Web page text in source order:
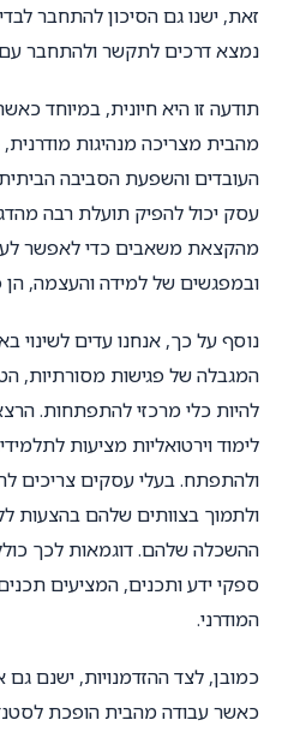
זאת, ישנו גם הסיכון להתחבר
נמצא דרכים לתקשר ולהתחבר עם
תודעה זו היא חיונית, במיוחד
מהבית מצריכה מנהיגות
העובדים והשפעת הסביבה
עסק יכול להפיק תועלת רבה
מהקצאת משאבים כדי לאפשר
ובמפגשים של למידה והעצמה, הן
נוסף על כך, אנחנו עדים לשינוי
המגבלה של פגישות מסורתיות,
להיות כלי מרכזי להתפתחות.
לימוד וירטואליות מציעות
ולהתפתח. בעלי עסקים צריכים
ולתמוך בצוותים שלהם בהצעות
ההשכלה שלהם. דוגמאות לכך
ספקי ידע ותכנים, המציעים
המודרני.
כמובן, לצד ההזדמנויות, ישנם
כאשר עבודה מהבית הופכת